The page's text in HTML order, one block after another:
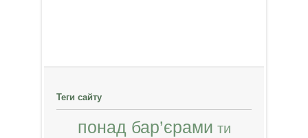
Теги сайту
понад бар’єрами ти